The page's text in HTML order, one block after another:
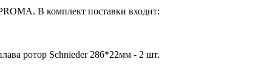
В комплект поставки входит:
ротор Schnieder 286*22мм - 2 шт.